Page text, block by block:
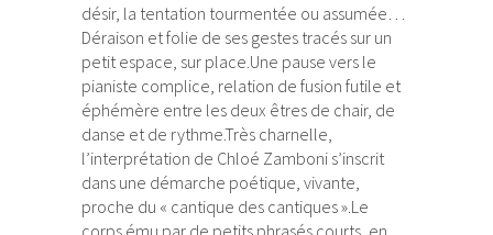
désir, la tentation tourmentée ou assumée…
Déraison et folie de ses gestes tracés sur un
petit espace, sur place.Une pause vers le
pianiste complice, relation de fusion futile et
éphémère entre les deux êtres de chair, de
danse et de rythme.Très charnelle,
l’interprétation de Chloé Zamboni s’inscrit
dans une démarche poétique, vivante,
proche du « cantique des cantiques ».Le
corps ému par de petits phrasés courts, en